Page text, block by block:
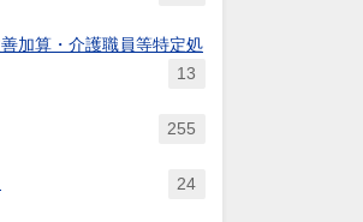
加算・介護職員等特定処
13
255
24